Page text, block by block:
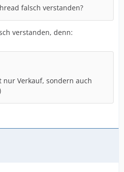
falsch verstanden?
verstanden, denn:
nur Verkauf, sondern auch